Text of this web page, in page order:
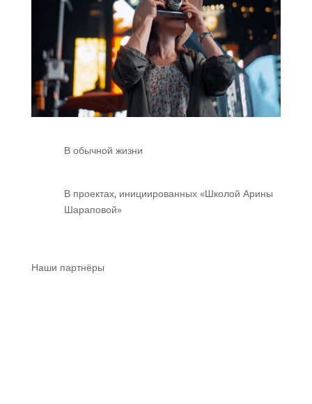
В обычной жизни
В проектах, инициированных «Школой Арины
Шараповой»
Наши партнёры